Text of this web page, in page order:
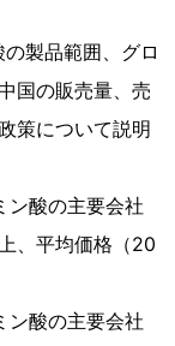
製品範囲、グロ
国の販売量、売
策について説明
ン酸の主要会社
、平均価格（20
ン酸の主要会社